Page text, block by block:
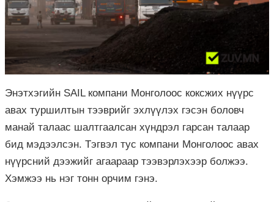
Энэтхэгийн SAIL компани Монголоос коксжих нүүрс
авах туршилтын тээврийг эхлүүлэх гэсэн боловч
манай талаас шалтгаалсан хүндрэл гарсан талаар
бид мэдээлсэн. Тэгвэл тус компани Монголоос авах
нүүрсний дээжийг агаараар тээвэрлэхээр болжээ.
Хэмжээ нь нэг тонн орчим гэнэ.